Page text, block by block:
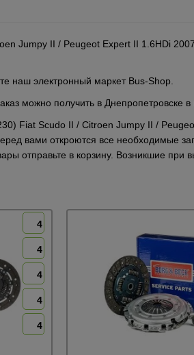
Jumpy II / Peugeot Expert II 1.6HDi
наш электронный маркет Bus-Shop.
можно получить в Днепропетровске
Fiat Scudo II / Citroen Jumpy II /
вами откроются все необходимые
отправьте в корзину. Возникшие
4
4
4
4
4